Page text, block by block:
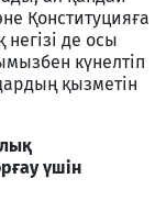
Қонституцияға
де осы
күнелтіп
қызметін
үшін